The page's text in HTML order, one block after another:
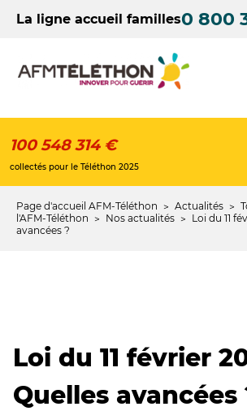
contenuLa ligne accueil familles0 800
100 548 314 €
collectés pour le Téléthon 2025
Fil
d'Ariane
Page d'accueil AFM-Téléthon Actualités
l'AFM-Téléthon
Nos actualités
Loi du 11
avancées ?
Loi du 11 février
Quelles avancées